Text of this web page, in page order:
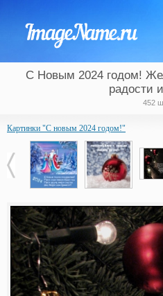
С Новым 2024 годом!
радости
452
Картинки "С новым 2024 годом!"